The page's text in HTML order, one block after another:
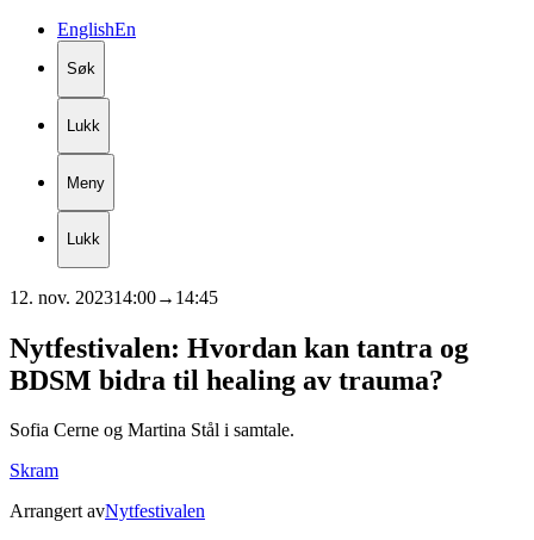
EnglishEn
Søk
Lukk
Meny
Lukk
12. nov. 202314:00→ 14:45
Nytfestivalen: Hvordan kan tantra og
BDSM bidra til healing av trauma?
Sofia Cerne og Martina Stål i samtale.
Skram
Arrangert avNytfestivalen